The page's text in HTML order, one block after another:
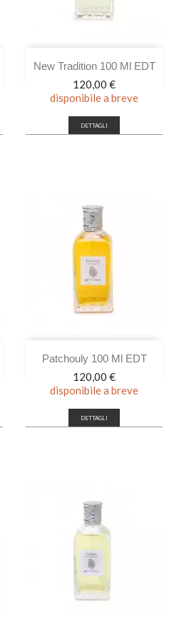
New Tradition 100 Ml EDT
Prezzo
120,00 €
disponibile a breve
DETTAGLI
Patchouly 100 Ml EDT
Prezzo
120,00 €
disponibile a breve
DETTAGLI